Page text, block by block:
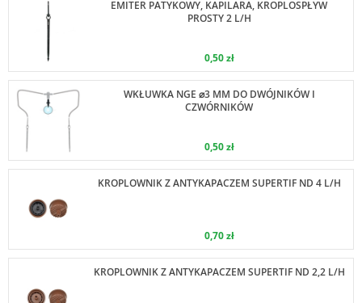
EMITER PATYKOWY, KAPILARA, KROPLOSPŁYW
PROSTY 2 L/H
0,50 zł
WKŁUWKA NGE ⌀3 MM DO DWÓJNIKÓW I
CZWÓRNIKÓW
0,50 zł
KROPLOWNIK Z ANTYKAPACZEM SUPERTIF ND 4 L/H
0,70 zł
KROPLOWNIK Z ANTYKAPACZEM SUPERTIF ND 2,2 L/H